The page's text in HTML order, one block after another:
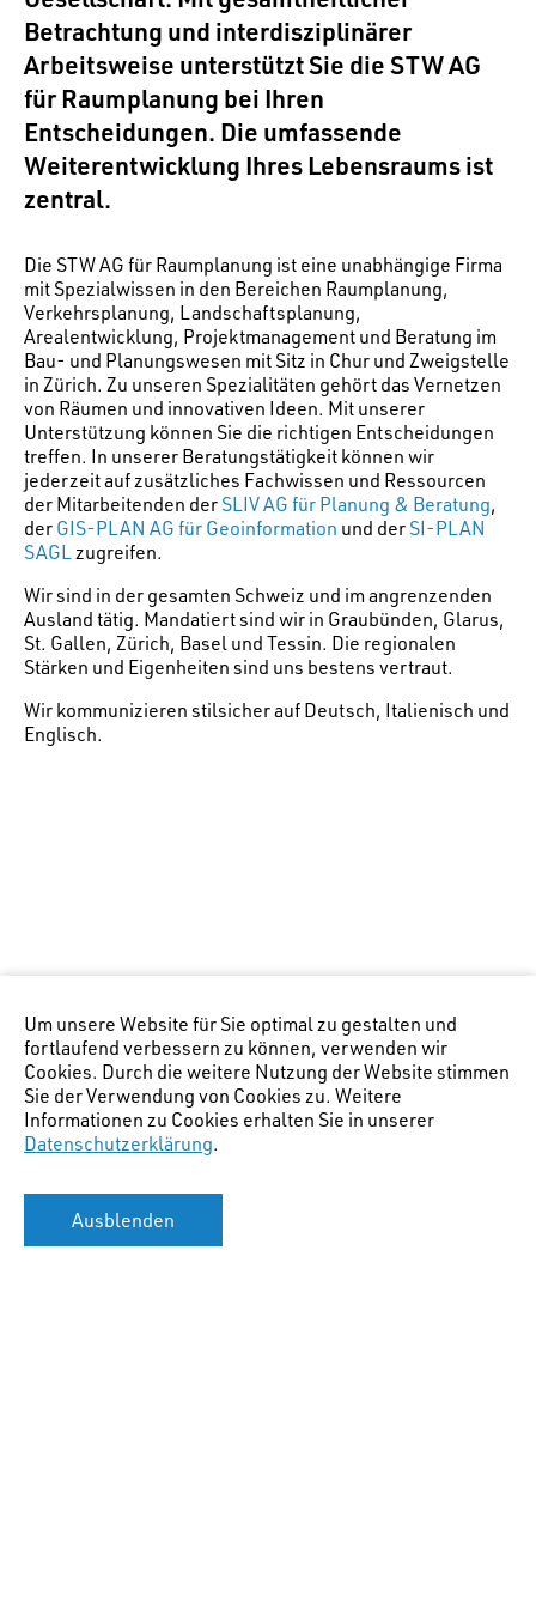
Betrachtung und interdisziplinärer
Arbeitsweise unterstützt Sie die STW AG
für Raumplanung bei Ihren
Entscheidungen. Die umfassende
Weiterentwicklung Ihres Lebensraums ist
zentral.
Die STW AG für Raumplanung ist eine unabhängige Firma
mit Spezialwissen in den Bereichen Raumplanung,
Verkehrsplanung, Landschaftsplanung,
Arealentwicklung, Projektmanagement und Beratung im
Bau- und Planungswesen mit Sitz in Chur und Zweigstelle
in Zürich. Zu unseren Spezialitäten gehört das Vernetzen
von Räumen und innovativen Ideen. Mit unserer
Unterstützung können Sie die richtigen Entscheidungen
treffen. In unserer Beratungstätigkeit können wir
jederzeit auf zusätzliches Fachwissen und Ressourcen
der Mitarbeitenden der SLIV AG für Planung & Beratung,
der GIS-PLAN AG für Geoinformation und der SI-PLAN
SAGLzugreifen.
Wir sind in der gesamten Schweiz und im angrenzenden
Ausland tätig. Mandatiert sind wir in Graubünden, Glarus,
St. Gallen, Zürich, Basel und Tessin. Die regionalen
Stärken und Eigenheiten sind uns bestens vertraut.
Wir kommunizieren stilsicher auf Deutsch, Italienisch und
Englisch.
Um unsere Website für Sie optimal zu gestalten und
fortlaufend verbessern zu können, verwenden wir
Cookies. Durch die weitere Nutzung der Website stimmen
Sie der Verwendung von Cookies zu. Weitere
Informationen zu Cookies erhalten Sie in unserer
Datenschutzerklärung.
Ausblenden